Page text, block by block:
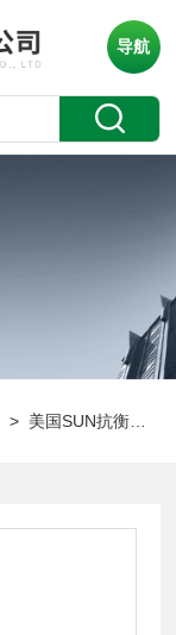
导航
> 美国SUN抗衡阀